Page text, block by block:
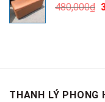
480,000₫
THANH LÝ PHONG